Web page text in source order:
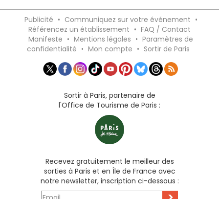
Publicité • Communiquez sur votre événement •
Référencez un établissement • FAQ / Contact
Manifeste • Mentions légales • Paramètres de
confidentialité • Mon compte • Sortir de Paris
Sortir à Paris, partenaire de
l'Office de Tourisme de Paris :
Recevez gratuitement le meilleur des
sorties à Paris et en Île de France avec
notre newsletter, inscription ci-dessous :